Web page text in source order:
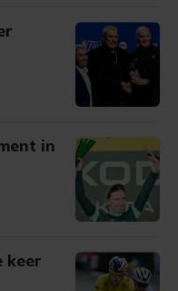
in
keer